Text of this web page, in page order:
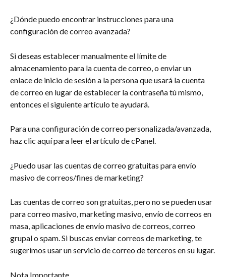
¿Dónde puedo encontrar instrucciones para una
configuración de correo avanzada?
Si deseas establecer manualmente el límite de
almacenamiento para la cuenta de correo, o enviar un
enlace de inicio de sesión a la persona que usará la cuenta
de correo en lugar de establecer la contraseña tú mismo,
entonces el siguiente artículo te ayudará.
Para una configuración de correo personalizada/avanzada,
haz clic aquí para leer el artículo de cPanel.
¿Puedo usar las cuentas de correo gratuitas para envío
masivo de correos/fines de marketing?
Las cuentas de correo son gratuitas, pero no se pueden usar
para correo masivo, marketing masivo, envío de correos en
masa, aplicaciones de envío masivo de correos, correo
grupal o spam. Si buscas enviar correos de marketing, te
sugerimos usar un servicio de correo de terceros en su lugar.
Nota Importante